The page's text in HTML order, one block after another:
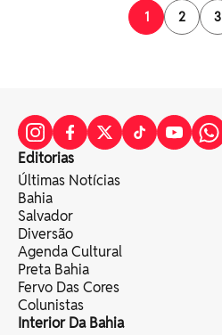
1
2 3
Editorias
Últimas Notícias
Bahia
Salvador
Diversão
Agenda Cultural
Preta Bahia
Fervo Das Cores
Colunistas
Interior Da Bahia